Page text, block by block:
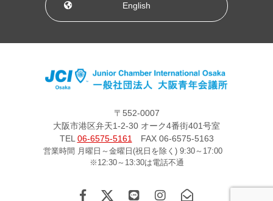
English
〒552-0007
大阪市港区弁天1-2-30 オーク4番街401号室
TEL 06-6575-5161 FAX 06-6575-5163
営業時間 月曜日～金曜日(祝日を除く) 9:30～17:00
※12:30～13:30は電話不通